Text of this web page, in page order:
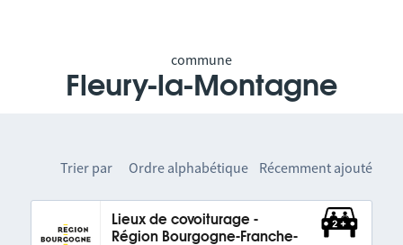
commune
Fleury-la-Montagne
Trier par Ordre alphabétique Récemment ajouté
Lieux de covoiturage -
Région Bourgogne-Franche-